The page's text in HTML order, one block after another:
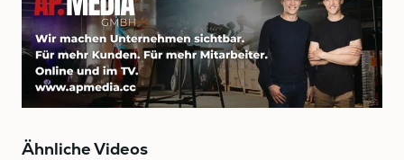
Ähnliche Videos